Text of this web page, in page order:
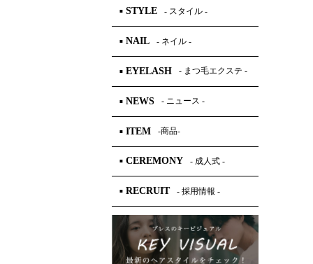
■ STYLE - スタイル -
■ NAIL - ネイル -
■ EYELASH - まつ毛エクステ -
■ NEWS - ニュース -
■ ITEM -商品-
■ CEREMONY - 成人式 -
■ RECRUIT - 採用情報 -